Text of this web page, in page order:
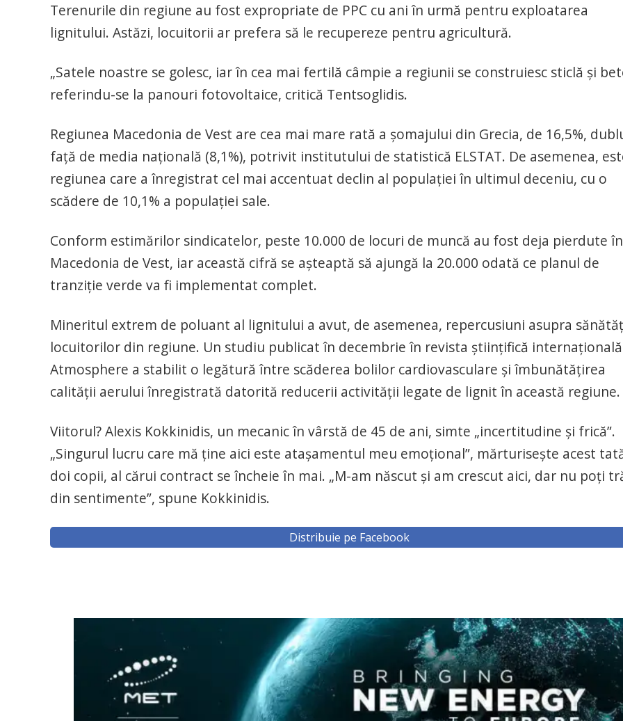
Terenurile din regiune au fost expropriate de PPC cu ani în urmă pentru exploatarea
lignitului. Astăzi, locuitorii ar prefera să le recupereze pentru agricultură.
„Satele noastre se golesc, iar în cea mai fertilă câmpie a regiunii se construiesc sticlă şi
referindu-se la panouri fotovoltaice, critică Tentsoglidis.
Regiunea Macedonia de Vest are cea mai mare rată a şomajului din Grecia, de 16,5%,
faţă de media naţională (8,1%), potrivit institutului de statistică ELSTAT. De asemenea,
regiunea care a înregistrat cel mai accentuat declin al populaţiei în ultimul deceniu, cu o
scădere de 10,1% a populaţiei sale.
Conform estimărilor sindicatelor, peste 10.000 de locuri de muncă au fost deja pierdute în
Macedonia de Vest, iar această cifră se aşteaptă să ajungă la 20.000 odată ce planul de
tranziţie verde va fi implementat complet.
Mineritul extrem de poluant al lignitului a avut, de asemenea, repercusiuni asupra
locuitorilor din regiune. Un studiu publicat în decembrie în revista ştiinţifică internaţională
Atmosphere a stabilit o legătură între scăderea bolilor cardiovasculare şi îmbunătăţirea
calităţii aerului înregistrată datorită reducerii activităţii legate de lignit în această regiune.
Viitorul? Alexis Kokkinidis, un mecanic în vârstă de 45 de ani, simte „incertitudine şi frică”.
„Singurul lucru care mă ţine aici este ataşamentul meu emoţional”, mărturiseşte acest
doi copii, al cărui contract se încheie în mai. „M-am născut şi am crescut aici, dar nu poţi
din sentimente”, spune Kokkinidis.
Distribuie pe Facebook